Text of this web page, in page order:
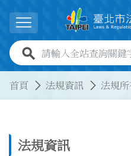
展開選單
全站查詢關鍵字欄位
首頁 法規資訊 法規
法規資訊